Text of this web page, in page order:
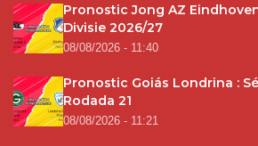
Pronostic Jong AZ
Divisie 2026/27
08/08/2026 - 11:40
Pronostic Goiás Londrina :
Rodada 21
08/08/2026 - 11:21